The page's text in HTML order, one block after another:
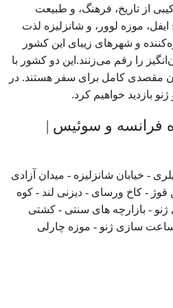
از تاریخ، فرهنگ، و طبیعت
موزه لوور، و شانزلیزه لذت
و شهرهای زیبای این کشور
را رقم می‌زنند.این دو کشور با
مقصدی کامل برای سفر هستند. در
بازدید خواهیم کرد.
تور 7 روزه فرانسه و سوئیس |
- خیابان شانزلیزه - میدان آزادی
- کاخ ورسای - دیزنی لند - کوه
- بازارچه های سنتی - کشتی
ساعت سازی ژنو - موزه چارلی